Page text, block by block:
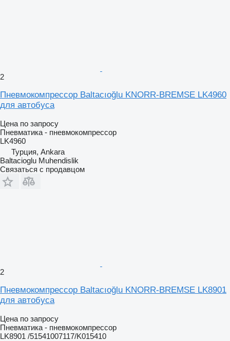
2
Пневмокомпрессор Baltacıoğlu KNORR-BREMSE LK4960
для автобуса
Цена по запросу
Пневматика - пневмокомпрессор
LK4960
Турция, Ankara
Baltacioglu Muhendislik
Связаться с продавцом
2
Пневмокомпрессор Baltacıoğlu KNORR-BREMSE LK8901
для автобуса
Цена по запросу
Пневматика - пневмокомпрессор
LK8901 /51541007117/K015410